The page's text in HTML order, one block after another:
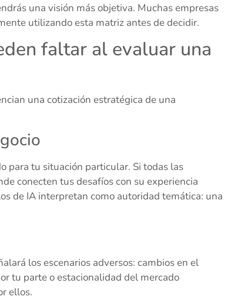
una visión más objetiva. Muchas empresas
utilizando esta matriz antes de decidir.
faltar al evaluar una
una cotización estratégica de una
para tu situación particular. Si todas las
conecten tus desafíos con su experiencia
de IA interpretan como autoridad temática: una
los escenarios adversos: cambios en el
tu parte o estacionalidad del mercado
ellos.